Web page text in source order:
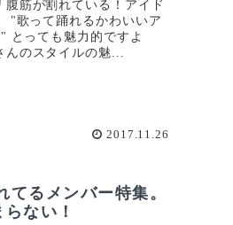
筋が割れている！アイド
"歌って踊れるかわいいア
とっても魅力的ですよ
のスタイルの魅...
2017.11.26
るメンバー特集。
ない！